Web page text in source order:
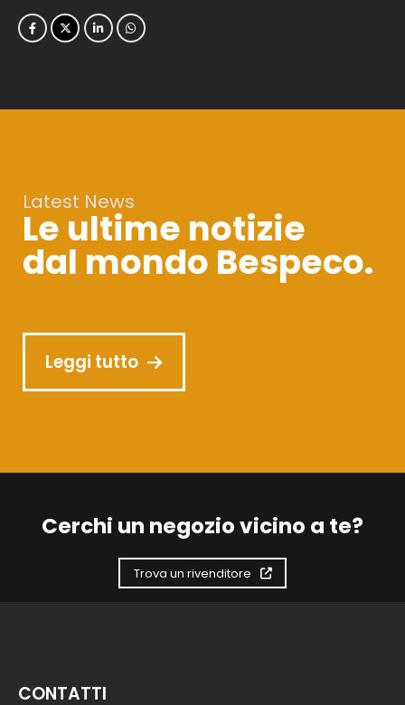
Latest News
Le ultime notizie
dal mondo Bespeco.
Leggi tutto
Cerchi un negozio vicino a te?
Trova un rivenditore
CONTATTI